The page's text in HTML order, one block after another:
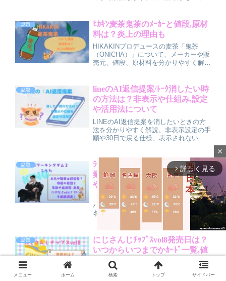
い買い方のコツも紹介。初めて買う方や
シークレット狙いの方必見の記事です。
話題
ﾋｶｷﾝ麦茶鬼茶のﾒｰｶｰと値段,原材
料は？炎上の理由も
HIKAKINプロデュースの麦茶「鬼茶
（ONICHA）」について、メーカーや販
売元、値段、原材料を分かりやすく解説
使いのバランス、買うべきか迷っている
人向けの判断ポイントも紹介します。
話題
lineのAI返信提案/ﾄｰｸ消したい時
の方法は？非表示や仕組み,設定
や活用法について
LINEのAI返信提案を消したいときの方
法を分かりやすく解説。非表示設定の手
順や30日で戻る仕様、表示されない場
コツもまとめているので、「邪魔に感じ
る」「うまく使いたい」という方に役立
つ内容です。設定次第で快適に使うポイ
ントが分かります。
話題
ﾗﾌﾞﾊﾟﾜｰｷﾝｸﾞﾀﾞﾑ2こうた本名や職
業は経営者？俳優の経歴と年齢
や血液型､身長,ｲﾝｽﾀなどwikiﾌﾟﾛﾌ
ｨｰﾙを徹底調査！
『ラブパワーキングダム2』の人気メン
バー・こうた（岩城滉太）について、本
名・職業（会社経営者・俳優・熱波
師）・年齢・身長・血液型予想・俳優と
しての経歴・インスタ情報まで徹底調査
しました。大人の余裕あふれる三刀流イ
ケメンの多才な魅力と恋愛観を、わかり
やすくまとめています。
話題
にじさんじﾁｯﾌﾟｽvol8発売日は？
いつからいつまでかｶｰﾄﾞ一覧,値
段についても
にじさんじチップスvol8の発売日はい
メニュー ホーム 検索 トップ サイドバー
close
arrow_forward_ios 詳しく見る